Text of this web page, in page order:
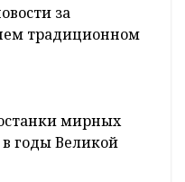
за
традиционном
мирных
годы Великой